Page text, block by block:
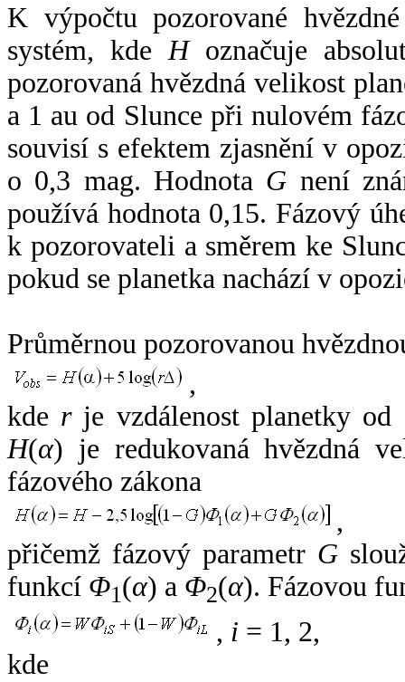
K výpočtu pozorované
systém, kde Hoznačuje
pozorovaná hvězdná velikost
a 1 au od Slunce při nulovém
souvisí s efektem zjasnění v
o 0,3 mag. Hodnota G není
používá hodnota 0,15. Fázový
k pozorovateli a směrem ke
pokud se planetka nachází v
Průměrnou pozorovanou
,
kde rje vzdálenost planetky od
H(α) je redukovaná hvězdná
fázového zákona
,
přičemž fázový parametr G
funkcí Φ1(α) a Φ2(α). Fázovou
, i = 1, 2,
kde